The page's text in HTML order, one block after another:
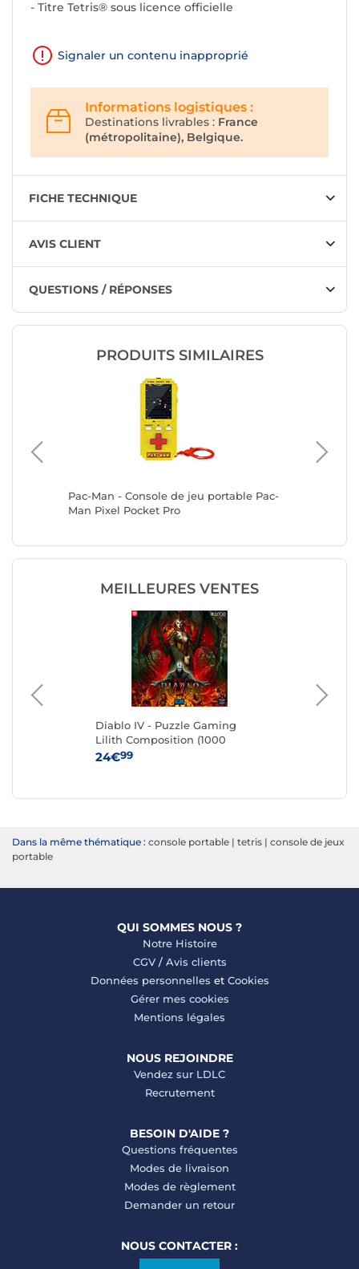
- Titre Tetris® sous licence officielle
Signaler un contenu inapproprié
Informations logistiques :
Destinations livrables : France
(métropolitaine), Belgique.
FICHE TECHNIQUE
AVIS CLIENT
QUESTIONS / RÉPONSES
PRODUITS SIMILAIRES
Pac-Man - Console de jeu portable Pac-
Man Pixel Pocket Pro
MEILLEURES VENTES
Diablo IV - Puzzle Gaming
Lilith Composition (1000
pièces)
24€99
Dans la même thématique : console portable | tetris | console de jeux
portable
QUI SOMMES NOUS ?
Notre Histoire
CGV/ Avis clients
Données personnelles et Cookies
Gérer mes cookies
Mentions légales
NOUS REJOINDRE
Vendez sur LDLC
Recrutement
BESOIN D'AIDE ?
Questions fréquentes
Modes de livraison
Modes de règlement
Demander un retour
NOUS CONTACTER :